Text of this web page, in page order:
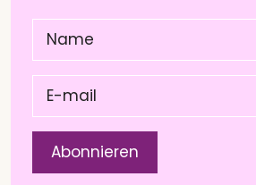
Name
mail (Pflichtfeld)